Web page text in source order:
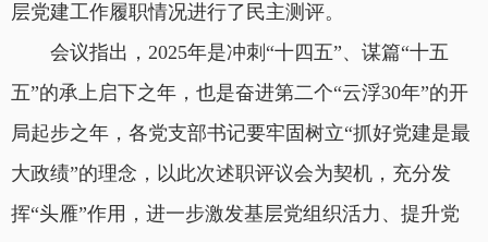
层党建工作履职情况进行了民主测评。
会议指出，2025年是冲刺“十四五”、谋篇“十五
五”的承上启下之年，也是奋进第二个“云浮30年”的开
局起步之年，各党支部书记要牢固树立“抓好党建是最
大政绩”的理念，以此次述职评议会为契机，充分发
挥“头雁”作用，进一步激发基层党组织活力、提升党